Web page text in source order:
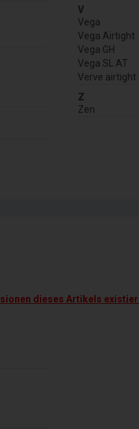
V
Vega
Vega Airtight
Vega GH
Vega SL AT
Verve airtight
Z
Zen
dieses Artikels